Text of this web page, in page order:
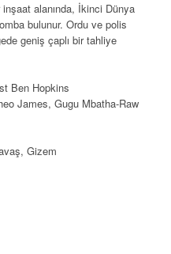
alanında, İkinci Dünya
bulunur. Ordu ve polis
geniş çaplı bir tahliye
Ben Hopkins
James, Gugu Mbatha-Raw
Gizem